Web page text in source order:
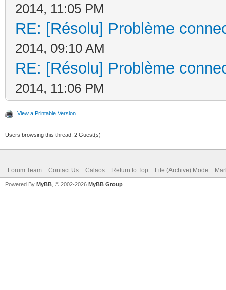
2014, 11:05 PM
RE: [Résolu] Problème
2014, 09:10 AM
RE: [Résolu] Problème
2014, 11:06 PM
View a Printable Version
Users browsing this thread: 2 Guest(s)
Forum Team Contact Us Calaos Return to Top Lite (Archive) Mode
Powered By MyBB , © 2002-2026 MyBB Group